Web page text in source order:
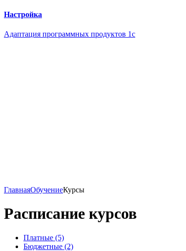
Настройка
Адаптация программных продуктов 1с
ГлавнаяОбучениеКурсы
Расписание курсов
Платные (5)
Бюджетные (2)